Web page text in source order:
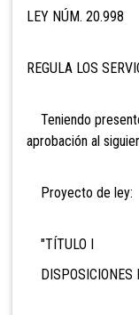
LEY NÚM. 20.998
REGULA LOS
Teniendo
aprobación al
Proyecto de ley:
"TÍTULO I
DISPOSICIONES